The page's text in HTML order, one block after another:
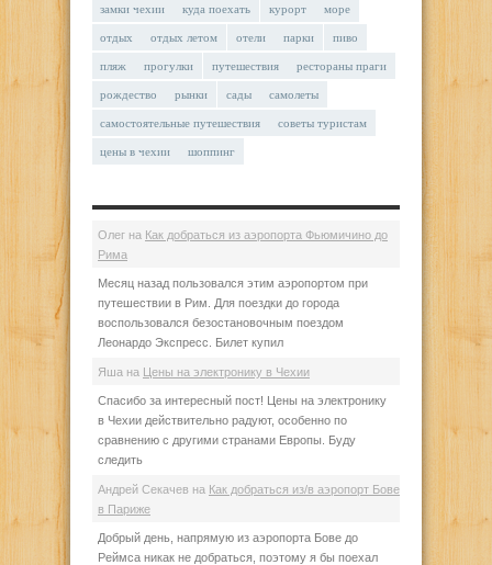
замки чехии куда поехать курорт море
отдых отдых летом отели парки пиво
пляж прогулки путешествия рестораны праги
рождество рынки сады самолеты
самостоятельные путешествия советы туристам
цены в чехии шоппинг
Олег на Как добраться из аэропорта Фьюмичино до
Рима
Месяц назад пользовался этим аэропортом при
путешествии в Рим. Для поездки до города
воспользовался безостановочным поездом
Леонардо Экспресс. Билет купил
Яша на Цены на электронику в Чехии
Спасибо за интересный пост! Цены на электронику
в Чехии действительно радуют, особенно по
сравнению с другими странами Европы. Буду
следить
Андрей Секачев на Как добраться из/в аэропорт Бове
в Париже
Добрый день, напрямую из аэропорта Бове до
Реймса никак не добраться, поэтому я бы поехал